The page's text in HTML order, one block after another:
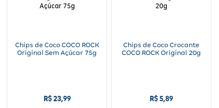
Chips de Coco COCO ROCK
Original Sem Açúcar 75g
R$23,99
Chips de Coco Crocante
COCO ROCK Original 20g
R$5,89